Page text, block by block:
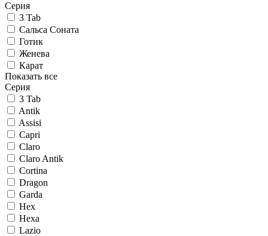
Серия
3 Tab
Сальса Соната
Готик
Женева
Карат
Показать все
Серия
3 Tab
Antik
Assisi
Capri
Claro
Claro Antik
Cortina
Dragon
Garda
Hex
Hexa
Lazio